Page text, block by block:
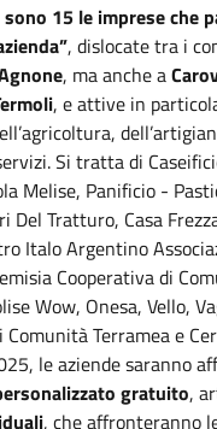
sono 15 le imprese che
, dislocate tra i
, ma anche a
, e attive in
Si tratta di
Melise, Panificio -
Del Tratturo, Casa
Italo Argentino
Cooperativa di
Wow, Onesa, Vello,
Comunità Terramea e
le aziende saranno
gratuito,
, che affronteranno